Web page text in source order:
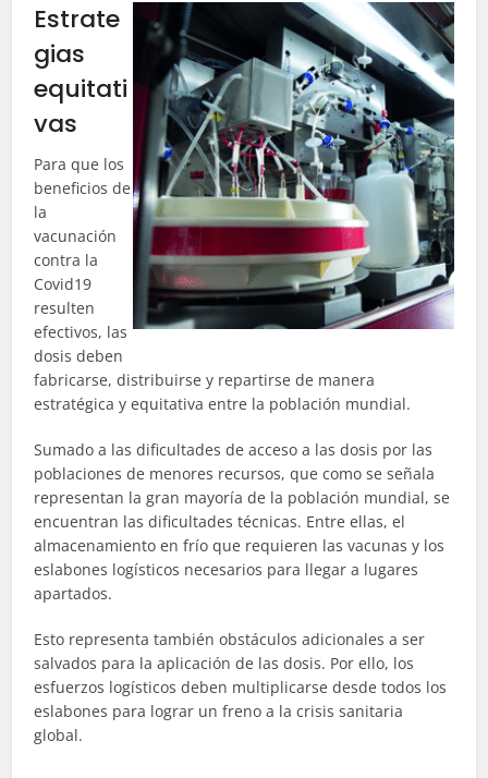
Estrate
gias
equitati
vas
Para que los
beneficios de
la
vacunación
contra la
Covid19
resulten
efectivos, las
dosis deben
fabricarse, distribuirse y repartirse de manera
estratégica y equitativa entre la población mundial.
Sumado a las dificultades de acceso a las dosis por las
poblaciones de menores recursos, que como se señala
representan la gran mayoría de la población mundial, se
encuentran las dificultades técnicas. Entre ellas, el
almacenamiento en frío que requieren las vacunas y los
eslabones logísticos necesarios para llegar a lugares
apartados.
Esto representa también obstáculos adicionales a ser
salvados para la aplicación de las dosis. Por ello, los
esfuerzos logísticos deben multiplicarse desde todos los
eslabones para lograr un freno a la crisis sanitaria
global.